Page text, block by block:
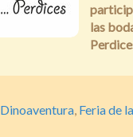
las
Dinoaventura, Feria de